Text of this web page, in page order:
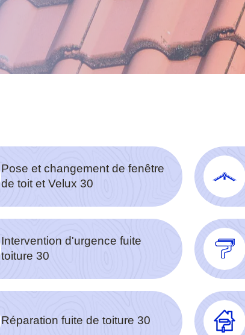
Pose et changement de fenêtre
de toit et Velux 30
Intervention d'urgence fuite
toiture 30
Réparation fuite de toiture 30